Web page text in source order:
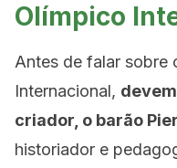
Olímpico
Antes de falar sobre
Internacional,
criador, o barão
historiador e